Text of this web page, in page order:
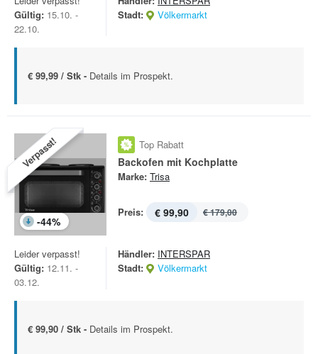
Gültig: 15.10. -
22.10.
Stadt:
Völkermarkt
€ 99,99 / Stk - Details im Prospekt.
Verpasst!
-44%
Top Rabatt
Backofen mit Kochplatte
Marke: Trisa
Preis: € 99,90 € 179,00
Leider verpasst!
Gültig: 12.11. -
03.12.
Händler: INTERSPAR
Stadt:
Völkermarkt
€ 99,90 / Stk - Details im Prospekt.